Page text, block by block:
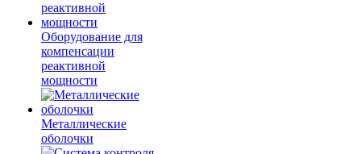
Оборудование для
компенсации
реактивной
мощности
Металлические
оболочки